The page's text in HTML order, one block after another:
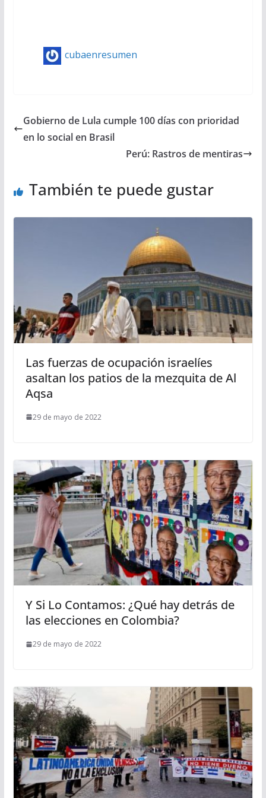
cubaenresumen
Gobierno de Lula cumple 100 días con prioridad
en lo social en Brasil
Perú: Rastros de mentiras
También te puede gustar
Las fuerzas de ocupación israelíes
asaltan los patios de la mezquita de Al
Aqsa
29 de mayo de 2022
Y Si Lo Contamos: ¿Qué hay detrás de
las elecciones en Colombia?
29 de mayo de 2022